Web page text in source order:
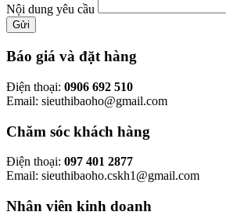
Nội dung yêu cầu
Gửi
Báo giá và đặt hàng
Điện thoại: 0906 692 510
Email: sieuthibaoho@gmail.com
Chăm sóc khách hàng
Điện thoại: 097 401 2877
Email: sieuthibaoho.cskh1@gmail.com
Nhân viên kinh doanh